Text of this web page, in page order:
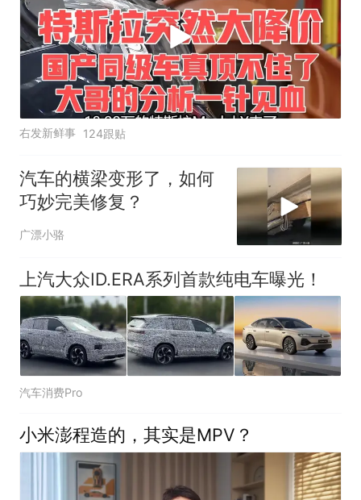
右发新鲜事 124跟贴
汽车的横梁变形了，如何
巧妙完美修复？
广漂小骆
上汽大众ID.ERA系列首款纯电车曝光！
汽车消费Pro
小米澎程造的，其实是MPV？